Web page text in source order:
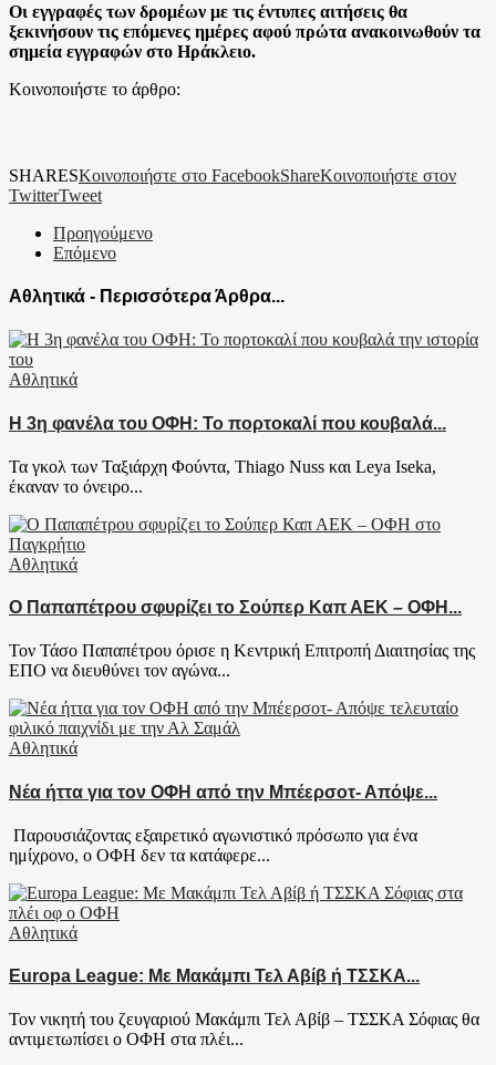
Οι εγγραφές των δρομέων με τις έντυπες αιτήσεις θα
ξεκινήσουν τις επόμενες ημέρες αφού πρώτα ανακοινωθούν τα
σημεία εγγραφών στο Ηράκλειο.
Κοινοποιήστε το άρθρο:
SHARESΚοινοποιήστε στο FacebookShareΚοινοποιήστε στον
TwitterTweet
Προηγούμενο
Επόμενο
Αθλητικά - Περισσότερα Άρθρα...
Αθλητικά
Η 3η φανέλα του ΟΦΗ: Το πορτοκαλί που κουβαλά...
Τα γκολ των Ταξιάρχη Φούντα, Thiago Nuss και Leya Iseka,
έκαναν το όνειρο...
Αθλητικά
Ο Παπαπέτρου σφυρίζει το Σούπερ Καπ ΑΕΚ – ΟΦΗ...
Τον Τάσο Παπαπέτρου όρισε η Κεντρική Επιτροπή Διαιτησίας της
ΕΠΟ να διευθύνει τον αγώνα...
Αθλητικά
Νέα ήττα για τον ΟΦΗ από την Μπέερσοτ- Απόψε...
Παρουσιάζοντας εξαιρετικό αγωνιστικό πρόσωπο για ένα
ημίχρονο, ο ΟΦΗ δεν τα κατάφερε...
Αθλητικά
Europa League: Με Μακάμπι Τελ Αβίβ ή ΤΣΣΚΑ...
Τον νικητή του ζευγαριού Μακάμπι Τελ Αβίβ – ΤΣΣΚΑ Σόφιας θα
αντιμετωπίσει ο ΟΦΗ στα πλέι...